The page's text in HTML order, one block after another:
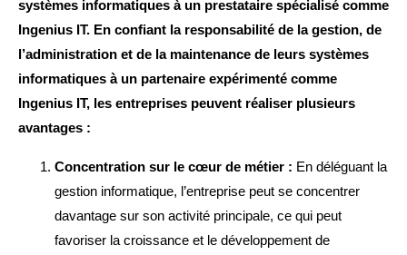
systèmes informatiques à un prestataire spécialisé comme
Ingenius IT. En confiant la responsabilité de la gestion, de
l’administration et de la maintenance de leurs systèmes
informatiques à un partenaire expérimenté comme
Ingenius IT, les entreprises peuvent réaliser plusieurs
avantages :
Concentration sur le cœur de métier : En déléguant la
gestion informatique, l’entreprise peut se concentrer
davantage sur son activité principale, ce qui peut
favoriser la croissance et le développement de